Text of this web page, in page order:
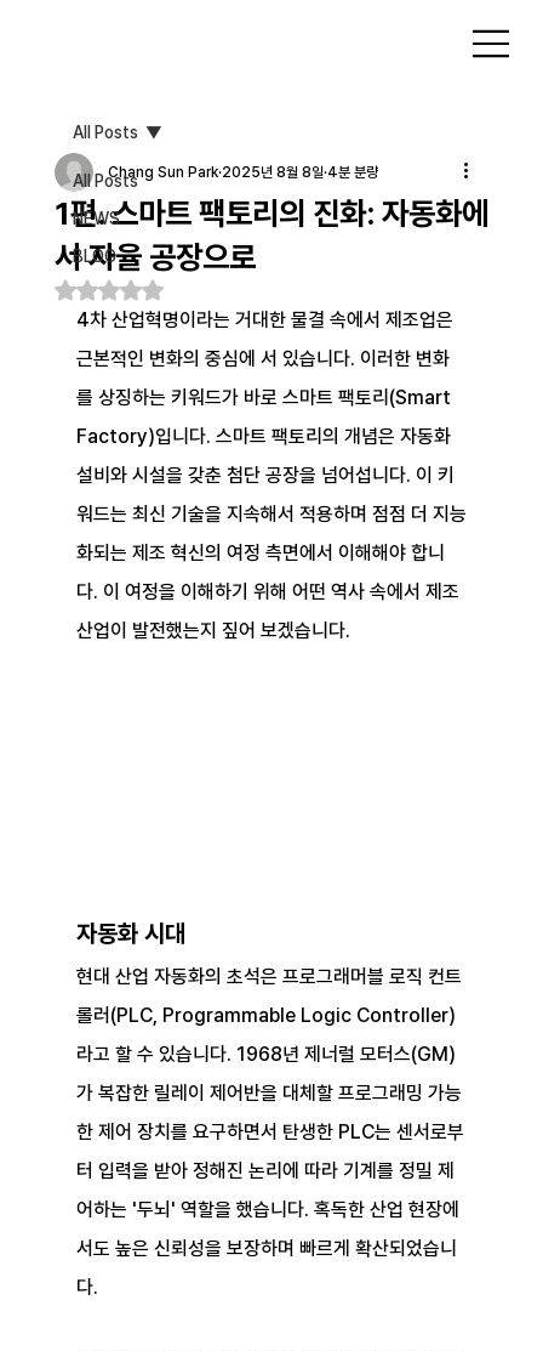
All Posts
NEWS
BLOG
All Posts
1편. 스마트 팩토리의 진화: 자동화에
서 자율 공장으로
Chang Sun Park 2025년 8월 8일 4분 분량
별점 5점 중 NaN점을 주었습니다.
4차 산업혁명이라는 거대한 물결 속에서 제조업은
근본적인 변화의 중심에 서 있습니다. 이러한 변화
를 상징하는 키워드가 바로 스마트 팩토리(Smart
Factory)입니다. 스마트 팩토리의 개념은 자동화
설비와 시설을 갖춘 첨단 공장을 넘어섭니다. 이 키
워드는 최신 기술을 지속해서 적용하며 점점 더 지능
화되는 제조 혁신의 여정 측면에서 이해해야 합니
다. 이 여정을 이해하기 위해 어떤 역사 속에서 제조
산업이 발전했는지 짚어 보겠습니다.
자동화 시대
현대 산업 자동화의 초석은 프로그래머블 로직 컨트
롤러(PLC, Programmable Logic Controller)
라고 할 수 있습니다. 1968년 제너럴 모터스(GM)
가 복잡한 릴레이 제어반을 대체할 프로그래밍 가능
한 제어 장치를 요구하면서 탄생한 PLC는 센서로부
터 입력을 받아 정해진 논리에 따라 기계를 정밀 제
어하는 '두뇌' 역할을 했습니다. 혹독한 산업 현장에
서도 높은 신뢰성을 보장하며 빠르게 확산되었습니
다.